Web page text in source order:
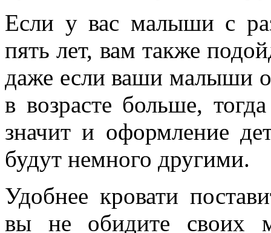
Если у вас малыши с
пять лет, вам также
даже если ваши малыши
в возрасте больше,
значит и оформление
будут немного другими.
Удобнее кровати
вы не обидите своих